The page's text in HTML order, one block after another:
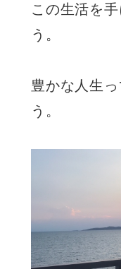
この生活を
う。
豊かな人生
う。